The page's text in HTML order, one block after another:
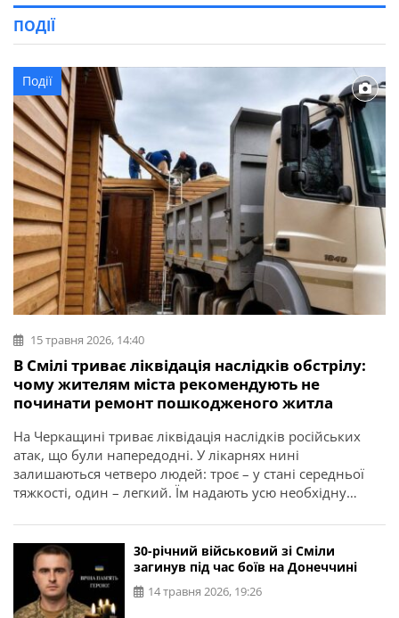
ПОДІЇ
Події
15 травня 2026, 14:40
В Смілі триває ліквідація наслідків обстрілу:
чому жителям міста рекомендують не
починати ремонт пошкодженого житла
На Черкащині триває ліквідація наслідків російських
атак, що були напередодні. У лікарнях нині
залишаються четверо людей: троє – у стані середньої
тяжкості, один – легкий. Їм надають усю необхідну
ОВА Ігор Табурець. У Смілянській громаді працює штаб
із ліквідації наслідків надзвичайної ситуації. Через голів
квартальних комітетів приймають заяви від […]
30-річний військовий зі Сміли
загинув під час боїв на Донеччині
14 травня 2026, 19:26